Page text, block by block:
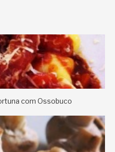
com Ossobuco